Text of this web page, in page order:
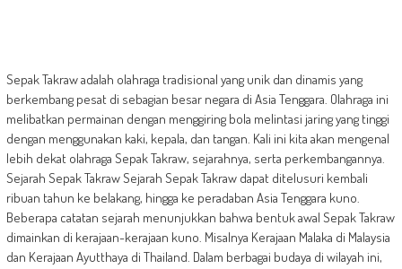
Sepak Takraw adalah olahraga tradisional yang unik dan dinamis yang
berkembang pesat di sebagian besar negara di Asia Tenggara. Olahraga ini
melibatkan permainan dengan menggiring bola melintasi jaring yang tinggi
dengan menggunakan kaki, kepala, dan tangan. Kali ini kita akan mengenal
lebih dekat olahraga Sepak Takraw, sejarahnya, serta perkembangannya.
Sejarah Sepak Takraw Sejarah Sepak Takraw dapat ditelusuri kembali
ribuan tahun ke belakang, hingga ke peradaban Asia Tenggara kuno.
Beberapa catatan sejarah menunjukkan bahwa bentuk awal Sepak Takraw
dimainkan di kerajaan-kerajaan kuno. Misalnya Kerajaan Malaka di Malaysia
dan Kerajaan Ayutthaya di Thailand. Dalam berbagai budaya di wilayah ini,